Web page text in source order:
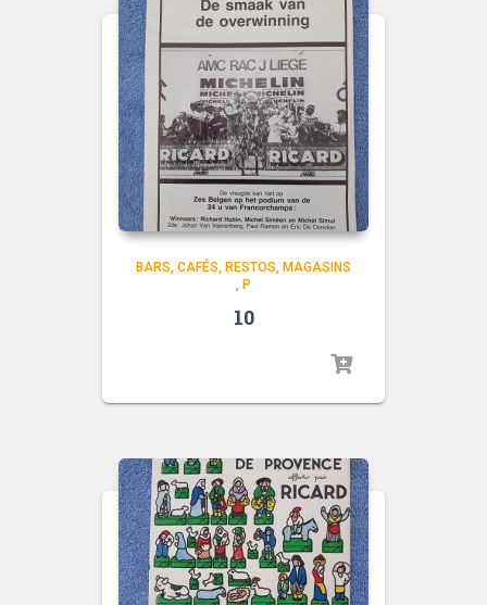
BARS, CAFÉS, RESTOS, MAGASINS
, P
10